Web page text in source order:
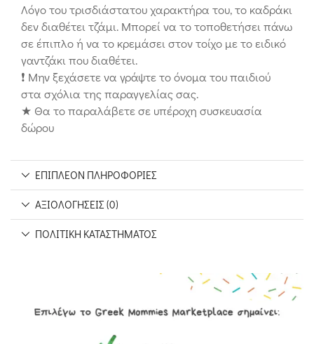
Λόγο του τρισδιάστατου χαρακτήρα του, το καδράκι
δεν διαθέτει τζάμι. Μπορεί να το τοποθετήσει πάνω
σε έπιπλο ή να το κρεμάσει στον τοίχο με το ειδικό
γαντζάκι που διαθέτει.
❗ Μην ξεχάσετε να γράψτε το όνομα του παιδιού
στα σχόλια της παραγγελίας σας.
★ Θα το παραλάβετε σε υπέροχη συσκευασία
δώρου
ΕΠΙΠΛΈΟΝ ΠΛΗΡΟΦΟΡΊΕΣ
ΑΞΙΟΛΟΓΉΣΕΙΣ (0)
ΠΟΛΙΤΙΚΉ ΚΑΤΑΣΤΉΜΑΤΟΣ